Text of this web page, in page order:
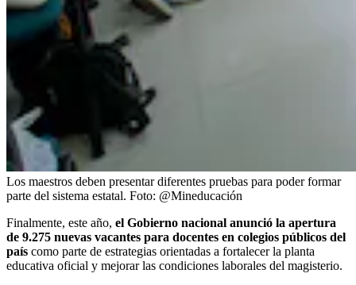
Los maestros deben presentar diferentes pruebas para poder formar
parte del sistema estatal. Foto: @Mineducación
Finalmente, este año, el Gobierno nacional anunció la apertura
de 9.275 nuevas vacantes para docentes en colegios públicos del
país como parte de estrategias orientadas a fortalecer la planta
educativa oficial y mejorar las condiciones laborales del magisterio.